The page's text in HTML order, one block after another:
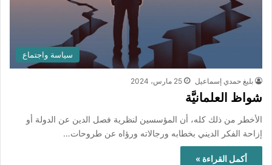
سياسة واجتماع
بليغ حمدي إسماعيل 25 مارس، 2024
شواظ العلمانيَّة
الأخطر من ذلك كله، أن المؤسسين لنظرية فصل الدين عن الدولة أو
إزاحة الفكر الديني بخطابه ورجالاته ورؤاه عن طروحات…
أكمل القراءة »